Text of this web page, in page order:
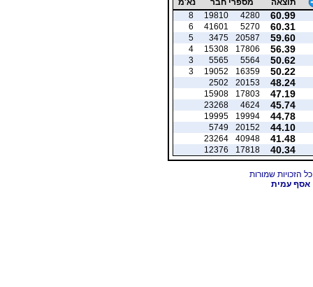
60.99
4280
19810
8
60.31
5270
41601
6
59.60
20587
3475
5
56.39
17806
15308
4
50.62
5564
5565
3
50.22
16359
19052
3
48.24
20153
2502
47.19
17803
15908
45.74
4624
23268
44.78
19994
19995
44.10
20152
5749
41.48
40948
23264
40.34
17818
12376
אסף עמית